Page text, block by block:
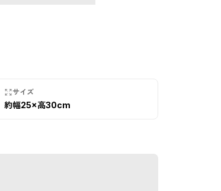
サイズ
約幅25×高30cm